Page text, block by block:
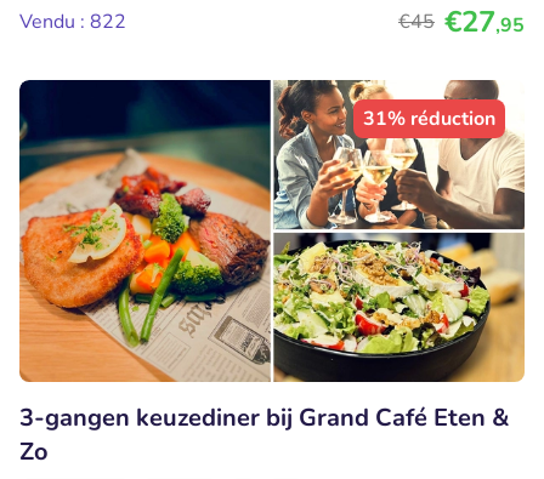
Vendu : 822
€45 €27,95
31% réduction
3-gangen keuzediner bij Grand Café Eten &
Zo